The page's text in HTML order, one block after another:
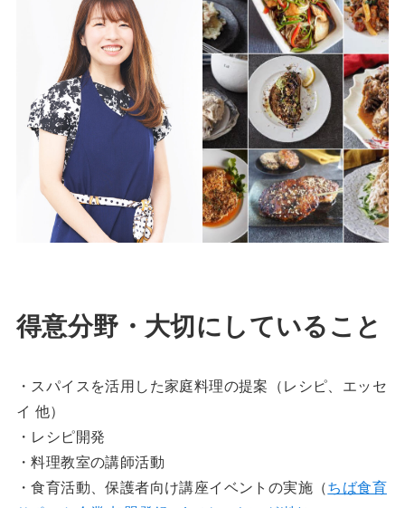
得意分野・大切にしていること
・スパイスを活用した家庭料理の提案（レシピ、エッセ
イ 他）
・レシピ開発
・料理教室の講師活動
・食育活動、保護者向け講座イベントの実施（ちば食育